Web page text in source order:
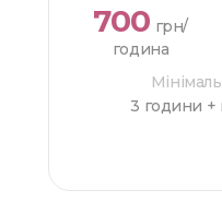
700 грн/
година
3 години +